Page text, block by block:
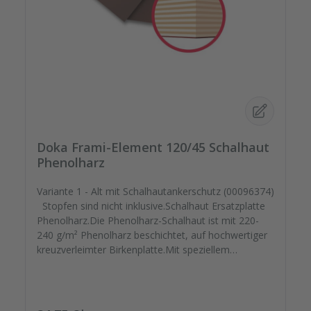
Doka Frami-Element 120/45 Schalhaut
Phenolharz
Variante 1 - Alt mit Schalhautankerschutz (00096374)
Stopfen sind nicht inklusive.Schalhaut Ersatzplatte
Phenolharz.Die Phenolharz-Schalhaut ist mit 220-
240 g/m² Phenolharz beschichtet, auf hochwertiger
kreuzverleimter Birkenplatte.Mit speziellem
verlassen.Bestellen Sie das komplette Zubehör zum